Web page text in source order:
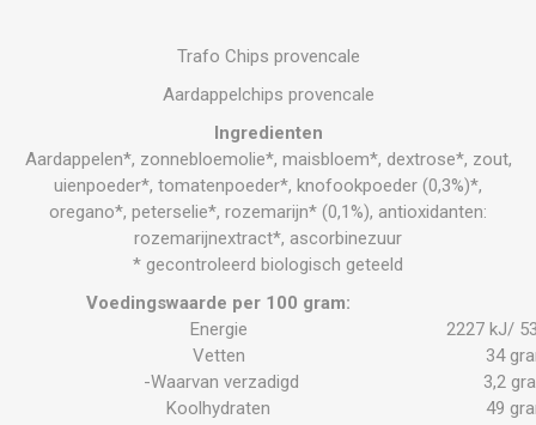
Trafo Chips provencale
Aardappelchips provencale
Ingredienten
Aardappelen*, zonnebloemolie*, maisbloem*, dextrose*, zout,
uienpoeder*, tomatenpoeder*, knofookpoeder (0,3%)*,
oregano*, peterselie*, rozemarijn* (0,1%), antioxidanten:
rozemarijnextract*, ascorbinezuur
* gecontroleerd biologisch geteeld
Voedingswaarde per 100 gram:
Energie
2227 kJ/
Vetten
34
-Waarvan verzadigd
3,2
Koolhydraten
49